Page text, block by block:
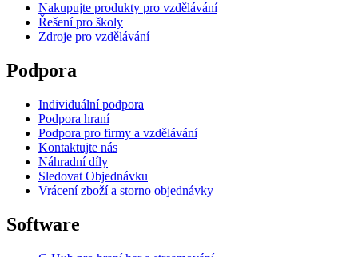
Nakupujte produkty pro vzdělávání
Řešení pro školy
Zdroje pro vzdělávání
Podpora
Individuální podpora
Podpora hraní
Podpora pro firmy a vzdělávání
Kontaktujte nás
Náhradní díly
Sledovat Objednávku
Vrácení zboží a storno objednávky
Software